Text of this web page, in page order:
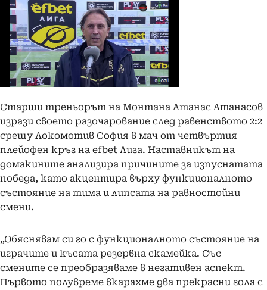
Старши треньорът на Монтана Атанас Атанасов
изрази своето разочарование след равенството 2:2
срещу Локомотив София в мач от четвъртия
плейофен кръг на efbet Лига. Наставникът на
домакините анализира причините за изпуснатата
победа, като акцентира върху функционалното
състояние на тима и липсата на равностойни
смени.
„Обяснявам си го с функционалното състояние на
играчите и късата резервна скамейка. Със
смените се преобразяваме в негативен аспект.
Първото полувреме вкарахме два прекрасни гола с